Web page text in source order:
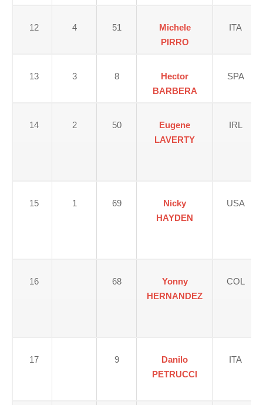
12 4 51
Michele
PIRRO
ITA
13 3 8
Hector
BARBERA
SPA
14 2 50
Eugene
LAVERTY
IRL
15 1 69
Nicky
HAYDEN
USA
16 68
Yonny
HERNANDEZ
COL
17 9
Danilo
PETRUCCI
ITA